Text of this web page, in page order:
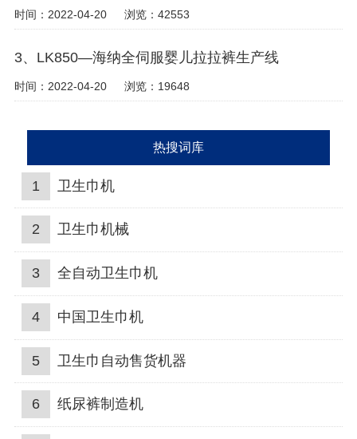
时间：2022-04-20 浏览：42553
3、LK850—海纳全伺服婴儿拉拉裤生产线
时间：2022-04-20 浏览：19648
热搜词库
1 卫生巾机
2 卫生巾机械
3 全自动卫生巾机
4 中国卫生巾机
5 卫生巾自动售货机器
6 纸尿裤制造机